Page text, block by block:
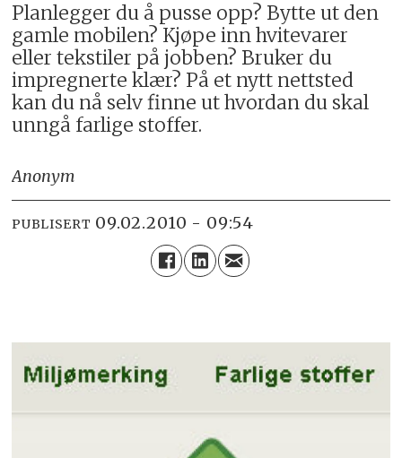
Planlegger du å pusse opp? Bytte ut den
gamle mobilen? Kjøpe inn hvitevarer
eller tekstiler på jobben? Bruker du
impreg­nerte klær? På et nytt nett­sted
kan du nå selv finne ut hvordan du skal
unngå farlige stoffer.
Anonym
PUBLISERT 09.02.2010 - 09:54